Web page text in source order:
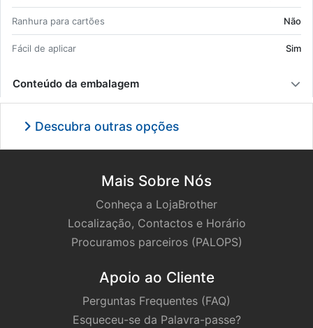
Ra­nhura para car­tões Não
Fácil de aplicar Sim
Conteúdo da embalagem
Descubra outras opções
Mais Sobre Nós
Conheça a LojaBrother
Localização, Contactos e Horário
Procuramos parceiros (PALOPS)
Apoio ao Cliente
Perguntas Frequentes (FAQ)
Esqueceu-se da Palavra-passe?